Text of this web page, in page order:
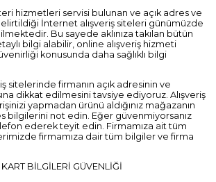
hizmetleri servisi bulunan ve açık adres ve
İnternet alışveriş siteleri günümüzde
Bu sayede aklınıza takılan bütün
bilgi alabilir, online alışveriş hizmeti
konusunda daha sağlıklı bilgi
sitelerinde firmanın açık adresinin ve
dikkat edilmesini tavsiye ediyoruz. Alışveriş
yapmadan ürünü aldığınız mağazanın
bilgilerini not edin. Eğer güvenmiyorsanız
ederek teyit edin. Firmamıza ait tüm
firmamıza dair tüm bilgiler ve firma
BİLGİLERİ GÜVENLİĞİ